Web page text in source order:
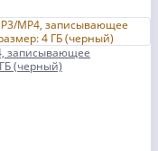
записывающее
(черный)